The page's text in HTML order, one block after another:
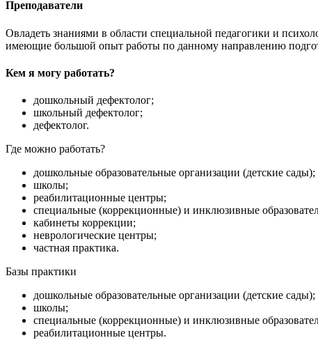
Преподаватели
Овладеть знаниями в области специальной педагогики и
имеющие большой опыт работы по данному направлению
Кем я могу работать?
дошкольный дефектолог;
школьный дефектолог;
дефектолог.
Где можно работать?
дошкольные образовательные организации (детские сады);
школы;
реабилитационные центры;
специальные (коррекционные) и инклюзивные
кабинеты коррекции;
неврологические центры;
частная практика.
Базы практики
дошкольные образовательные организации (детские сады);
школы;
специальные (коррекционные) и инклюзивные
реабилитационные центры.